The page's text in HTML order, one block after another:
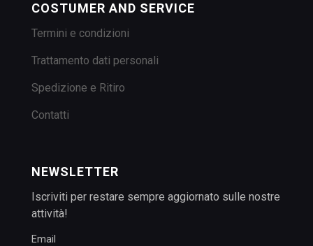
COSTUMER AND SERVICE
Termini e condizioni
Trattamento dati personali
Spedizione e Ritiro
Contatti
NEWSLETTER
Iscriviti per restare sempre aggiornato sulle nostre
attività!
Email